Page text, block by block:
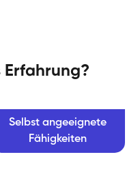
Erfahrung?
Selbst angeeignete
Fähigkeiten